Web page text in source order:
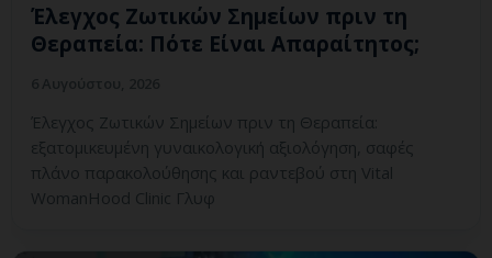
Έλεγχος Ζωτικών Σημείων πριν τη
Θεραπεία: Πότε Είναι Απαραίτητος;
Έλεγχος Ζωτικών Σημείων πριν τη Θεραπεία:
εξατομικευμένη γυναικολογική αξιολόγηση, σαφές
πλάνο παρακολούθησης και ραντεβού στη Vital
WomanHood Clinic Γλυφ